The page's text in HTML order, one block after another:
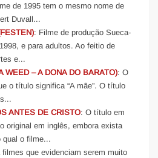
de 1995 tem o mesmo nome de
Duvall...
: Filme de produção Sueca-
e para adultos. Ao feitio de
e...
WEED – A DONA DO BARATO): O
o título significa “A mãe”. O título
ANTES DE CRISTO: O título em
original em inglês, embora exista
qual o filme...
filmes que evidenciam serem muito